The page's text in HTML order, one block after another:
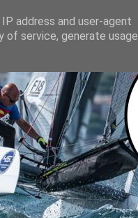
address and user-agent
of service, generate usage